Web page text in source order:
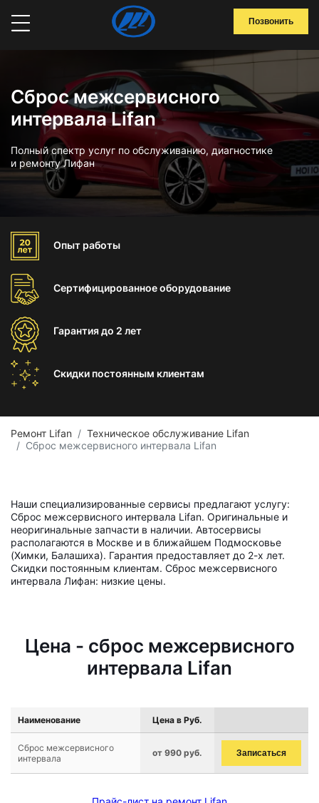
Позвонить
Сброс межсервисного
интервала Lifan
Полный спектр услуг по обслуживанию, диагностике
и ремонту Лифан
Опыт работы
Сертифицированноеоборудование
Гарантиядо 2 лет
Скидки постоянным клиентам
Ремонт Lifan
Техническое обслуживание Lifan
Сброс межсервисного интервала Lifan
Наши специализированные сервисы предлагают услугу:
Сброс межсервисного интервала Lifan. Оригинальные и
неоригинальные запчасти в наличии. Автосервисы
располагаются в Москве и в ближайшем Подмосковье
(Химки, Балашиха). Гарантия предоставляет до 2-х лет.
Скидки постоянным клиентам. Сброс межсервисного
интервала Лифан: низкие цены.
Цена - сброс межсервисного
интервала Lifan
Наименование Цена в Руб.
Сброс межсервисного
интервала
от 990 руб. Записаться